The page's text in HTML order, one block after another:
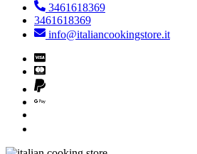
3461618369
3461618369
info@italiancookingstore.it